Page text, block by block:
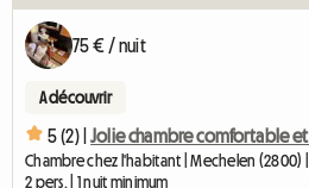
75 € / nuit
A découvrir
5 (2) | Jolie chambre comfortable
Chambre chez l'habitant | Mechelen (2800) |
2 pers. | 1 nuit minimum